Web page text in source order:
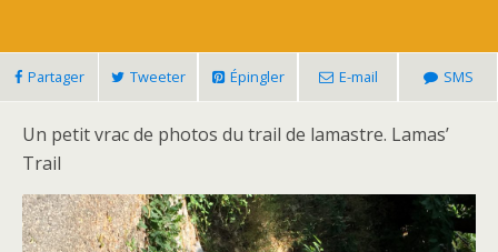
Partager Tweeter Épingler E-mail SMS
Un petit vrac de photos du trail de lamastre. Lamas’
Trail